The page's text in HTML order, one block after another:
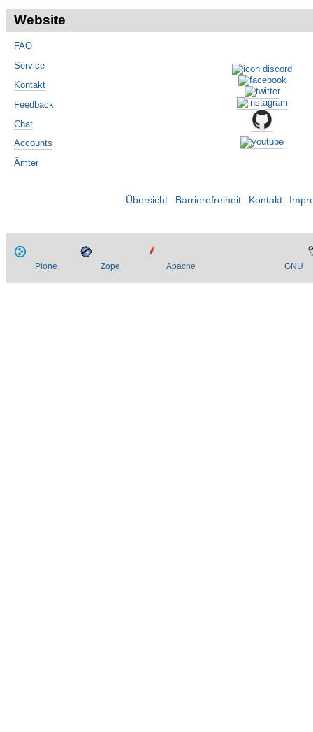
Website
FAQ
Service
Kontakt
Feedback
Chat
Accounts
Ämter
Übersicht Barrierefreiheit Kontakt
Plone Zope Apache GNU